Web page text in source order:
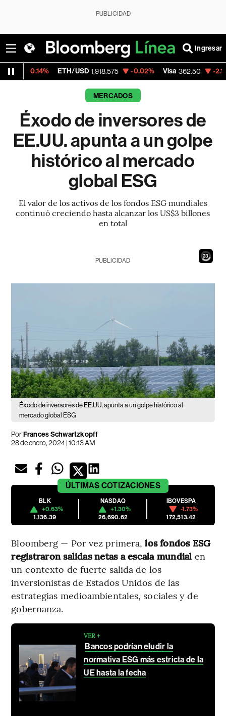
PUBLICIDAD
Ingresar
ETH/USD 1,918.575 -0.02% Visa 362.50 -2.15%
MERCADOS
Éxodo de inversores de
EE.UU. apunta a un golpe
histórico al mercado
global ESG
El valor de los activos de los fondos ESG mundiales
continuó creciendo hasta alcanzar los US$3 billones
en total
21
PUBLICIDAD
Éxodo de inversores de EE.UU. apunta a un golpe histórico al
mercado global ESG
PorFrances Schwartzkopff
28 de enero, 2024 | 10:13 AM
ÚLTIMAS COTIZACIONES
BLK
+0.63%
1,136.39
NASDAQ
+1.30%
26,690.62
IBOVESPA
-1.73%
172,513.42
Bloomberg — Por vez primera,los fondos ESG
registraron salidas netas a escala mundial en
un contexto de fuerte salida de los
inversionistas de Estados Unidos de las
estrategias medioambientales, sociales y de
gobernanza.
VER +
Bancos podrían eludir la
normativa ESG más estricta de la
UE hasta la fecha